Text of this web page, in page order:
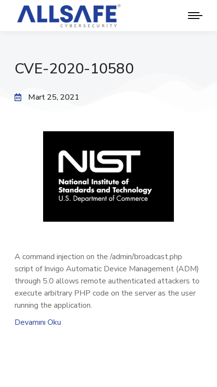
CVE-2020-10580
Mart 25, 2021
A command injection on the /admin/broadcast.php
script of Invigo Automatic Device Management (ADM)
through 5.0 allows remote authenticated attackers to
execute arbitrary PHP code on the server as the user
running the application.
Devamını Oku